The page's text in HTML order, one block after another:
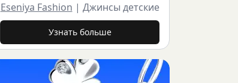
Eseniya Fashion | Джинсы детские
Узнать больше